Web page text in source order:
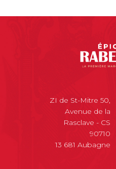
ZI de St-Mitre 50,
Avenue de la
Rasclave - CS
90710
13 681 Aubagne